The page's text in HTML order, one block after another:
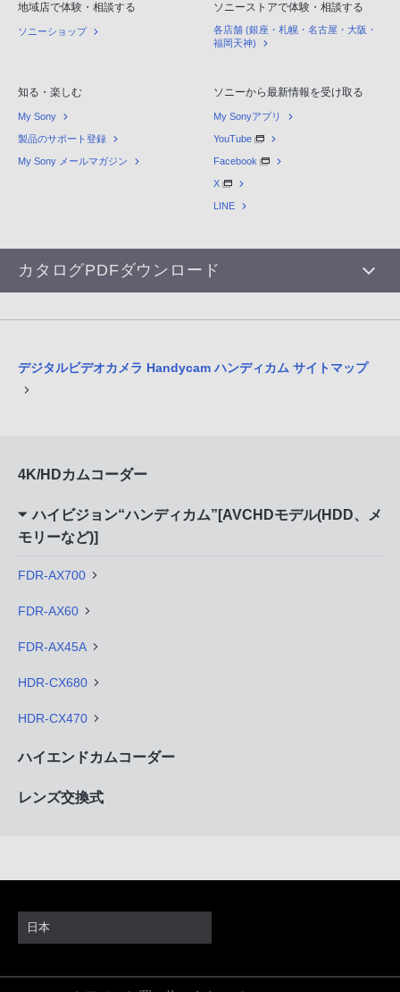
地域店で体験・相談する
ソニーショップ
ソニーストアで体験・相談する
各店舗 (銀座・札幌・名古屋・大阪・
福岡天神)
知る・楽しむ
My Sony
製品のサポート登録
My Sony メールマガジン
ソニーから最新情報を受け取る
My Sonyアプリ
YouTube
Facebook
X
LINE
カタログPDFダウンロード
デジタルビデオカメラ Handycam ハンディカム サイトマップ
4K/HDカムコーダー
ハイビジョン“ハンディカム”[AVCHDモデル(HDD、メ
モリーなど)]
FDR-AX700
FDR-AX60
FDR-AX45A
HDR-CX680
HDR-CX470
ハイエンドカムコーダー
レンズ交換式
日本